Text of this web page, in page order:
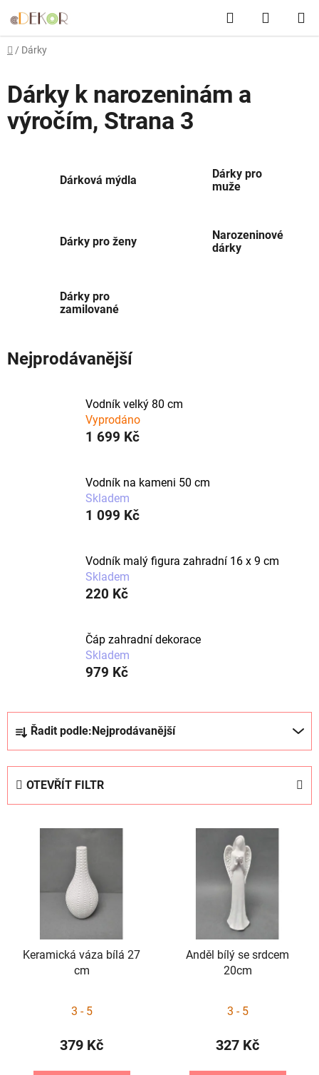
na
obsah
Hledat
KOŠÍK
Domů
/ Dárky
Dárky k narozeninám a
výročím, Strana 3
Dárková mýdla
Dárky pro
muže
Dárky pro ženy
Narozeninové
dárky
Dárky pro
zamilované
Nejprodávanější
Vodník velký 80 cm
Vyprodáno
1 699 Kč
Vodník na kameni 50 cm
Skladem
1 099 Kč
Vodník malý figura zahradní 16 x 9 cm
Skladem
220 Kč
Čáp zahradní dekorace
Skladem
979 Kč
Řadit podle: Nejprodávanější
OTEVŘÍT FILTR
Keramická váza bílá 27
cm
3 - 5
379 Kč
Anděl bílý se srdcem
20cm
3 - 5
327 Kč